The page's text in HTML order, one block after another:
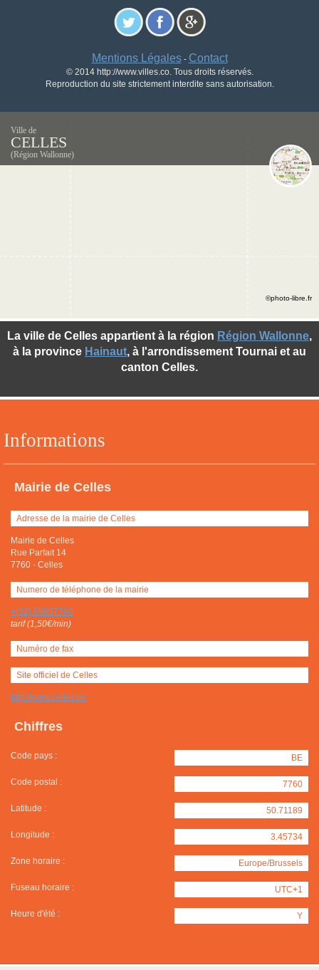
Mentions Légales- Contact
© 2014 http://www.villes.co. Tous droits réservés.
Reproduction du site strictement interdite sans autorisation.
Ville de
CELLES
(Région Wallonne)
Informations
Mairie de Celles
Adresse de la mairie de Celles
Mairie de Celles
Rue Parfait 14
7760 - Celles
Numero de téléphone de la mairie
+(32) 69857760
tarif (1,50€/min)
Numéro de fax
Site officiel de Celles
http://www.celles.be
Chiffres
Code pays : BE
Code postal : 7760
Latitude : 50.71189
Longitude : 3.45734
Zone horaire : Europe/Brussels
Fuseau horaire : UTC+1
Heure d'été : Y
La ville de Celles appartient à la région Région Wallonne,
à la province Hainaut, à l'arrondissement Tournai et au
canton Celles.
©photo-libre.fr